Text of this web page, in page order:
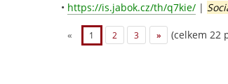
• https://is.jabok.cz/th/q7kie/ |
« 1 2 3 » (celkem 22